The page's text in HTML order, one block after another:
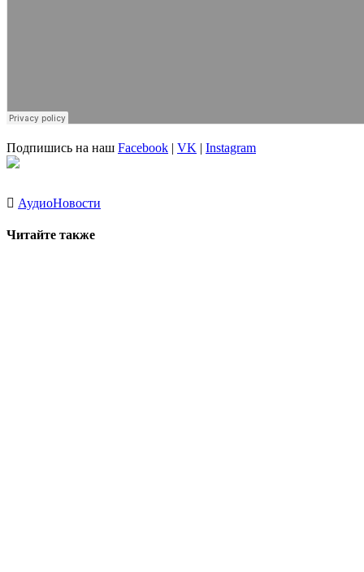
Подпишись на наш Facebook | VK | Instagram
АудиоНовости
Читайте также